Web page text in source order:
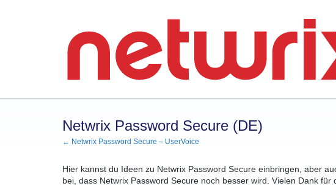
Netwrix Password Secure (DE)
← Netwrix Password Secure – UserVoice
Hier kannst du Ideen zu Netwrix Password Secure einbringen, aber
bei, dass Netwrix Password Secure noch besser wird. Vielen Dank für